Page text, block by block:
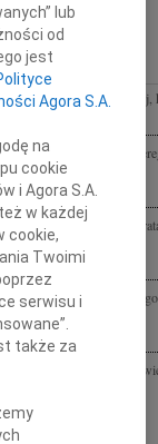
Osoby wybitnej,
głębokiego i
pamięci tenisistki...
współczucia po stracie
pod Smoleńskiem
i Kanclerz...
wyrazy
lub
od
jest
Agora S.A.
na
cookie
i Agora S.A.
w każdej
cookie,
Twoimi
serwisu i
także za